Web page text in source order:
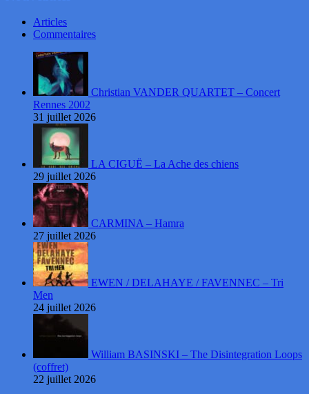
Articles
Commentaires
Christian VANDER QUARTET – Concert
Rennes 2002
31 juillet 2026
LA CIGUË – La Ache des chiens
29 juillet 2026
CARMINA – Hamra
27 juillet 2026
EWEN / DELAHAYE / FAVENNEC – Tri
Men
24 juillet 2026
William BASINSKI – The Disintegration Loops
(coffret)
22 juillet 2026